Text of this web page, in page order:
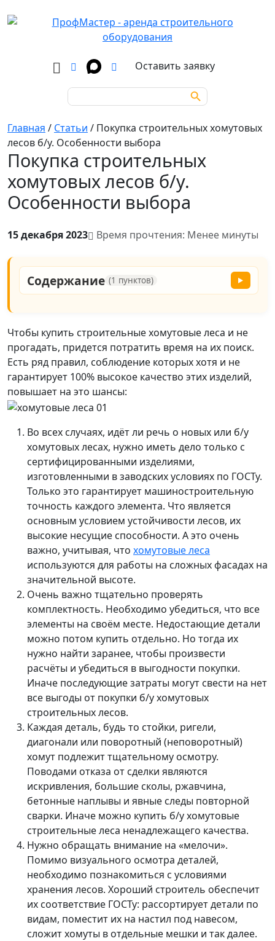
Search
for:
Search Button
Оставить заявку
Главная / Статьи / Покупка строительных хомутовых
лесов б/у. Особенности выбора
Покупка строительных
хомутовых лесов б/у.
Особенности выбора
15 декабря 2023 Время прочтения: Менее минуты
Содержание (1 пунктов) ▶
Чтобы купить строительные хомутовые леса и не
прогадать, придется потратить время на их поиск.
Есть ряд правил, соблюдение которых хотя и не
гарантирует 100% высокое качество этих изделий,
повышает на это шансы:
Во всех случаях, идёт ли речь о новых или б/у
хомутовых лесах, нужно иметь дело только с
сертифицированными изделиями,
изготовленными в заводских условиях по ГОСТу.
Только это гарантирует машиностроительную
точность каждого элемента. Что является
основным условием устойчивости лесов, их
высокие несущие способности. А это очень
важно, учитывая, что хомутовые леса
используются для работы на сложных фасадах на
значительной высоте.
Очень важно тщательно проверять
комплектность. Необходимо убедиться, что все
элементы на своём месте. Недостающие детали
можно потом купить отдельно. Но тогда их
нужно найти заранее, чтобы произвести
расчёты и убедиться в выгодности покупки.
Иначе последующие затраты могут свести на нет
все выгоды от покупки б/у хомутовых
строительных лесов.
Каждая деталь, будь то стойки, ригели,
диагонали или поворотный (неповоротный)
хомут подлежит тщательному осмотру.
Поводами отказа от сделки являются
искривления, большие сколы, ржавчина,
бетонные наплывы и явные следы повторной
сварки. Иначе можно купить б/у хомутовые
строительные леса ненадлежащего качества.
Нужно обращать внимание на «мелочи».
Помимо визуального осмотра деталей,
необходимо познакомиться с условиями
хранения лесов. Хороший строитель обеспечит
их соответствие ГОСТу: рассортирует детали по
видам, поместит их на настил под навесом,
сложит хомуты в отдельные мешки и так далее.